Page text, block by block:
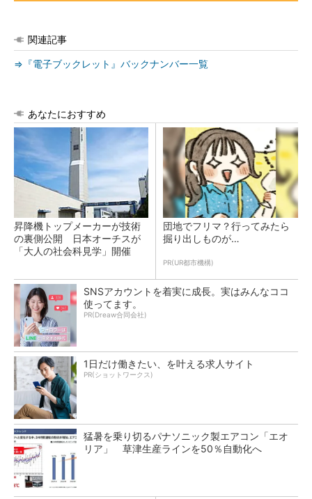
関連記事
⇒『電子ブックレット』バックナンバー一覧
あなたにおすすめ
昇降機トップメーカーが技術
の裏側公開 日本オーチスが
「大人の社会科見学」開催
団地でフリマ？行ってみたら
掘り出しものが…
PR(UR都市機構)
SNSアカウントを着実に成長。実はみんなココ
使ってます。
PR(Dreaw合同会社)
1日だけ働きたい、を叶える求人サイト
PR(ショットワークス)
猛暑を乗り切るパナソニック製エアコン「エオ
リア」 草津生産ラインを50％自動化へ